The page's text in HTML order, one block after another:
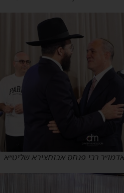
רבי פנחס אבוחצירא שליט״א